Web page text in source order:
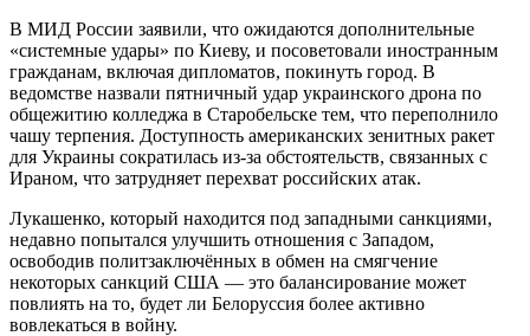
В МИД России заявили, что ожидаются дополнительные
«системные удары» по Киеву, и посоветовали иностранным
гражданам, включая дипломатов, покинуть город. В
ведомстве назвали пятничный удар украинского дрона по
общежитию колледжа в Старобельске тем, что переполнило
чашу терпения. Доступность американских зенитных ракет
для Украины сократилась из-за обстоятельств, связанных с
Ираном, что затрудняет перехват российских атак.
Лукашенко, который находится под западными санкциями,
недавно попытался улучшить отношения с Западом,
освободив политзаключённых в обмен на смягчение
некоторых санкций США — это балансирование может
повлиять на то, будет ли Белоруссия более активно
вовлекаться в войну.